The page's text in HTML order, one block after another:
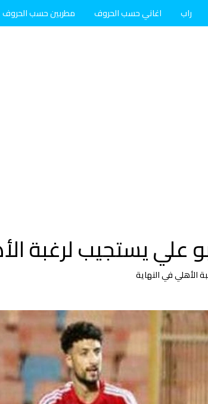
راب اغاني حسب الحروف مطربين حسب الحروف
علي يستجيب لرغبة
الأهلي في النهاية